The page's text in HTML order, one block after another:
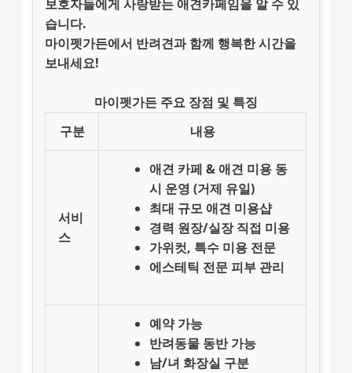
보호자들에게사랑받는 애견카페임을 알 수 있
습니다.
마이펫가든에서 반려견과 함께 행복한 시간을
보내세요!
마이펫가든 주요 장점 및 특징
구분
내용
서비
스
애견 카페 & 애견 미용 동
시 운영 (거제 유일)
최대 규모 애견 미용샵
경력 원장/실장 직접 미용
가위컷, 특수 미용 전문
에스테틱 전문 피부 관리
예약 가능
반려동물 동반 가능
남/녀 화장실 구분